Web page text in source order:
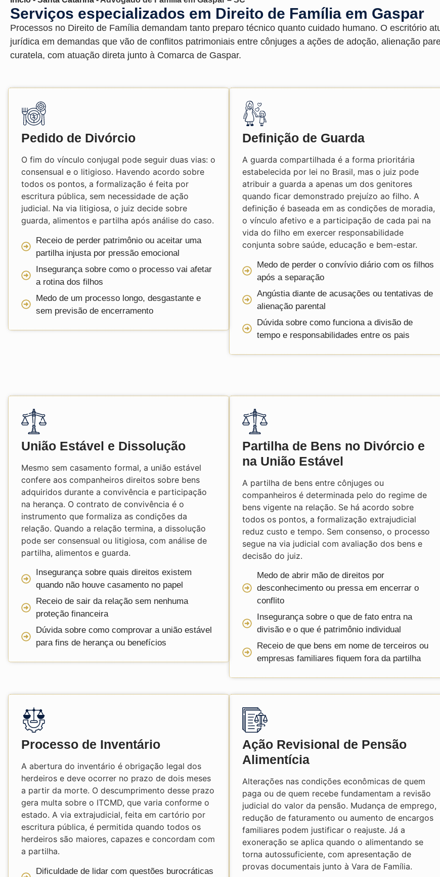
Serviços especializados em Direito de Família em Gaspar
Processos no Direito de Família demandam tanto preparo técnico quanto cuidado humano. O escritório
jurídica em demandas que vão de conflitos patrimoniais entre cônjuges a ações de adoção, alienação
curatela, com atuação direta junto à Comarca de Gaspar.
Pedido de Divórcio
O fim do vínculo conjugal pode seguir duas vias: o
consensual e o litigioso. Havendo acordo sobre
todos os pontos, a formalização é feita por
escritura pública, sem necessidade de ação
judicial. Na via litigiosa, o juiz decide sobre
guarda, alimentos e partilha após análise do caso.
Receio de perder patrimônio ou aceitar uma
partilha injusta por pressão emocional
Insegurança sobre como o processo vai afetar
a rotina dos filhos
Medo de um processo longo, desgastante e
sem previsão de encerramento
Definição de Guarda
A guarda compartilhada é a forma prioritária
estabelecida por lei no Brasil, mas o juiz pode
atribuir a guarda a apenas um dos genitores
quando ficar demonstrado prejuízo ao filho. A
definição é baseada em as condições de moradia,
o vínculo afetivo e a participação de cada pai na
vida do filho em exercer responsabilidade
conjunta sobre saúde, educação e bem-estar.
Medo de perder o convívio diário com os filhos
após a separação
Angústia diante de acusações ou tentativas de
alienação parental
Dúvida sobre como funciona a divisão de
tempo e responsabilidades entre os pais
União Estável e Dissolução
Mesmo sem casamento formal, a união estável
confere aos companheiros direitos sobre bens
adquiridos durante a convivência e participação
na herança. O contrato de convivência é o
instrumento que formaliza as condições da
relação. Quando a relação termina, a dissolução
pode ser consensual ou litigiosa, com análise de
partilha, alimentos e guarda.
Insegurança sobre quais direitos existem
quando não houve casamento no papel
Receio de sair da relação sem nenhuma
proteção financeira
Dúvida sobre como comprovar a união estável
para fins de herança ou benefícios
Partilha de Bens no Divórcio e
na União Estável
A partilha de bens entre cônjuges ou
companheiros é determinada pelo do regime de
bens vigente na relação. Se há acordo sobre
todos os pontos, a formalização extrajudicial
reduz custo e tempo. Sem consenso, o processo
segue na via judicial com avaliação dos bens e
decisão do juiz.
Medo de abrir mão de direitos por
desconhecimento ou pressa em encerrar o
conflito
Insegurança sobre o que de fato entra na
divisão e o que é patrimônio individual
Receio de que bens em nome de terceiros ou
empresas familiares fiquem fora da partilha
Processo de Inventário
A abertura do inventário é obrigação legal dos
herdeiros e deve ocorrer no prazo de dois meses
a partir da morte. O descumprimento desse prazo
gera multa sobre o ITCMD, que varia conforme o
estado. A via extrajudicial, feita em cartório por
escritura pública, é permitida quando todos os
herdeiros são maiores, capazes e concordam com
a partilha.
Dificuldade de lidar com questões burocráticas
Ação Revisional de Pensão
Alimentícia
Alterações nas condições econômicas de quem
paga ou de quem recebe fundamentam a revisão
judicial do valor da pensão. Mudança de emprego,
redução de faturamento ou aumento de encargos
familiares podem justificar o reajuste. Já a
exoneração se aplica quando o alimentando se
torna autossuficiente, com apresentação de
provas documentais junto à Vara de Família.